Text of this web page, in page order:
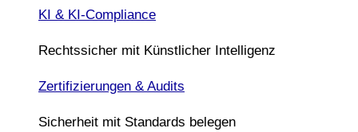
KI & KI-Compliance
Rechtssicher mit Künstlicher Intelligenz
Zertifizierungen & Audits
Sicherheit mit Standards belegen